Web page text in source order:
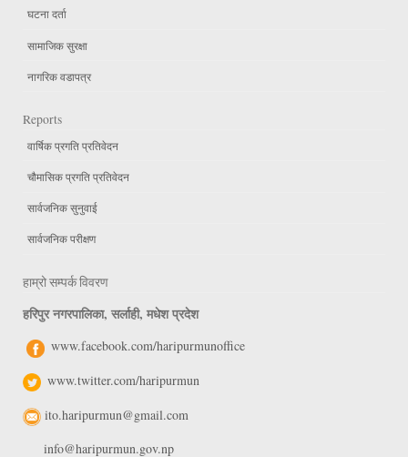
घटना दर्ता
सामाजिक सुरक्षा
नागरिक वडापत्र
Reports
वार्षिक प्रगति प्रतिवेदन
चौमासिक प्रगति प्रतिवेदन
सार्वजनिक सुनुवाई
सार्वजनिक परीक्षण
हाम्रो सम्पर्क विवरण
हरिपुर नगरपालिका, सर्लाही, मधेश प्रदेश
www.facebook.com/haripurmunoffice
www.twitter.com/haripurmun
ito.haripurmun@gmail.com
info@haripurmun.gov.np